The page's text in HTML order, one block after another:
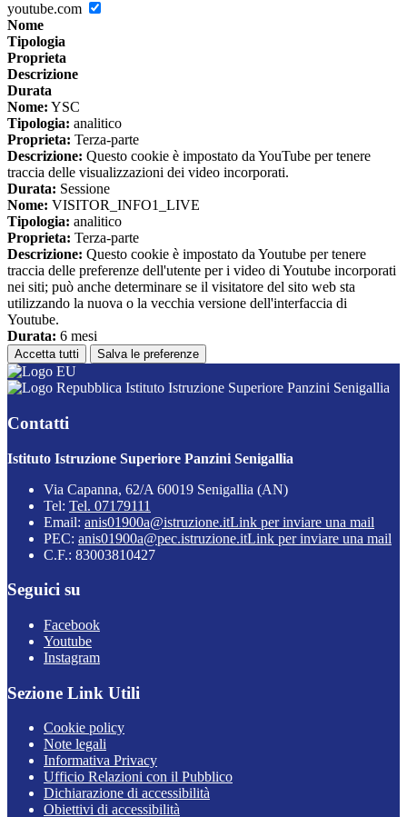
youtube.com
Nome
Tipologia
Proprieta
Descrizione
Durata
Nome: YSC
Tipologia: analitico
Proprieta: Terza-parte
Descrizione: Questo cookie è impostato da YouTube per tenere
traccia delle visualizzazioni dei video incorporati.
Durata: Sessione
Nome: VISITOR_INFO1_LIVE
Tipologia: analitico
Proprieta: Terza-parte
Descrizione: Questo cookie è impostato da Youtube per tenere
traccia delle preferenze dell'utente per i video di Youtube incorporati
nei siti; può anche determinare se il visitatore del sito web sta
utilizzando la nuova o la vecchia versione dell'interfaccia di
Youtube.
Durata: 6 mesi
Accetta tutti Salva le preferenze
Istituto Istruzione Superiore Panzini Senigallia
Contatti
Istituto Istruzione Superiore Panzini Senigallia
Via Capanna, 62/A 60019 Senigallia (AN)
Tel: Tel. 07179111
Email: anis01900a@istruzione.itLink per inviare una mail
PEC: anis01900a@pec.istruzione.itLink per inviare una mail
C.F.: 83003810427
Seguici su
Facebook
Youtube
Instagram
Sezione Link Utili
Cookie policy
Note legali
Informativa Privacy
Ufficio Relazioni con il Pubblico
Dichiarazione di accessibilità
Obiettivi di accessibilità